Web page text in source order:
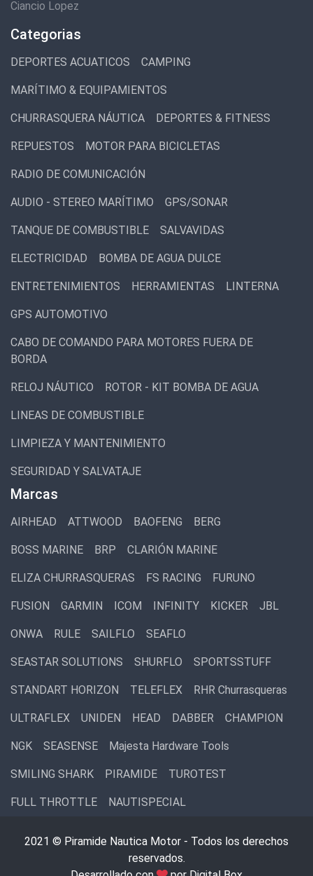
Ciancio Lopez
Categorias
DEPORTES ACUATICOS CAMPING
MARÍTIMO & EQUIPAMIENTOS
CHURRASQUERA NÁUTICA DEPORTES & FITNESS
REPUESTOS MOTOR PARA BICICLETAS
RADIO DE COMUNICACIÓN
AUDIO - STEREO MARÍTIMO GPS/SONAR
TANQUE DE COMBUSTIBLE SALVAVIDAS
ELECTRICIDAD BOMBA DE AGUA DULCE
ENTRETENIMIENTOS HERRAMIENTAS LINTERNA
GPS AUTOMOTIVO
CABO DE COMANDO PARA MOTORES FUERA DE
BORDA
RELOJ NÁUTICO ROTOR - KIT BOMBA DE AGUA
LINEAS DE COMBUSTIBLE
LIMPIEZA Y MANTENIMIENTO
SEGURIDAD Y SALVATAJE
Marcas
AIRHEAD ATTWOOD BAOFENG BERG
BOSS MARINE BRP CLARIÓN MARINE
ELIZA CHURRASQUERAS FS RACING FURUNO
FUSION GARMIN ICOM INFINITY KICKER JBL
ONWA RULE SAILFLO SEAFLO
SEASTAR SOLUTIONS SHURFLO SPORTSSTUFF
STANDART HORIZON TELEFLEX RHR Churrasqueras
ULTRAFLEX UNIDEN HEAD DABBER CHAMPION
NGK SEASENSE Majesta Hardware Tools
SMILING SHARK PIRAMIDE TUROTEST
FULL THROTTLE NAUTISPECIAL
2021 © Piramide Nautica Motor - Todos los derechos
reservados.